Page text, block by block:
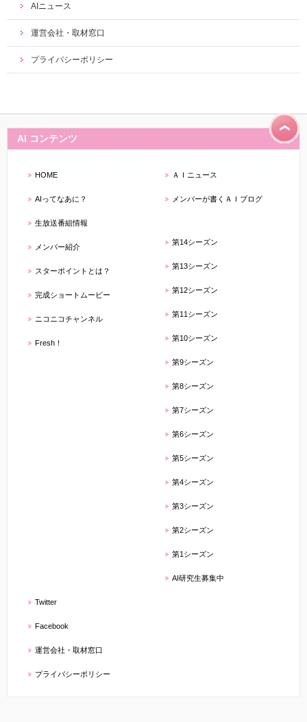
AIニュース
運営会社・取材窓口
プライバシーポリシー
AI コンテンツ
HOME
AIってなあに？
生放送番組情報
メンバー紹介
スターポイントとは？
完成ショートムービー
ニコニコチャンネル
Fresh！
ＡＩニュース
メンバーが書くＡＩブログ
第14シーズン
第13シーズン
第12シーズン
第11シーズン
第10シーズン
第9シーズン
第8シーズン
第7シーズン
第6シーズン
第5シーズン
第4シーズン
第3シーズン
第2シーズン
第1シーズン
AI研究生募集中
Twitter
Facebook
運営会社・取材窓口
プライバシーポリシー